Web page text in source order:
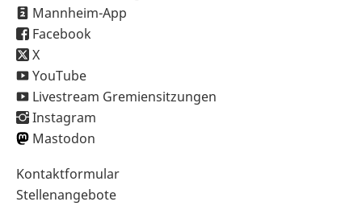
Mannheim-App
Facebook
X
YouTube
Livestream Gremiensitzungen
Instagram
Mastodon
Sekundärnavigation
im
Kontaktformular
Stellenangebote